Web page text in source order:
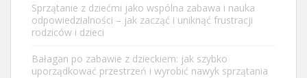
Sprzątanie z dziećmi jako wspólna zabawa i nauka
odpowiedzialności – jak zacząć i uniknąć frustracji
rodziców i dzieci
Bałagan po zabawie z dzieckiem: jak szybko
uporządkować przestrzeń i wyrobić nawyk sprzątania